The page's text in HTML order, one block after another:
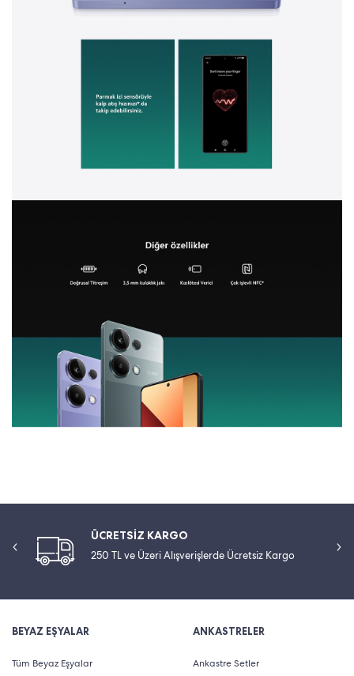
ÜCRETSİZ KARGO
250 TL ve Üzeri Alışverişlerde Ücretsiz Kargo
BEYAZ EŞYALAR
Tüm Beyaz Eşyalar
ANKASTRELER
Ankastre Setler